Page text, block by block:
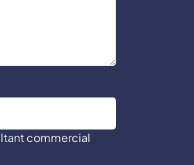
commercial